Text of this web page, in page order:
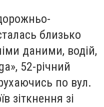
близько
даними, водій,
52-річний
по вул.
зіткнення зі